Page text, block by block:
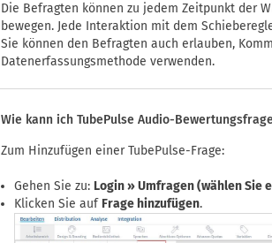
Die Befragten können zu jedem Zeitpunkt der
bewegen. Jede Interaktion mit dem
Sie können den Befragten auch erlauben,
Datenerfassungsmethode verwenden.
Wie kann ich TubePulse Audio-
Zum Hinzufügen einer TubePulse-Frage:
Gehen Sie zu: Login » Umfragen (wählen Sie
Klicken Sie auf Frage hinzufügen.